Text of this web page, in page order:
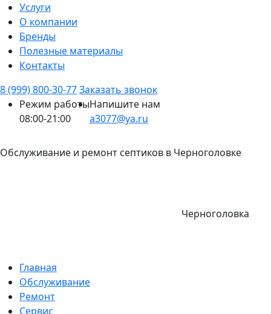
Услуги
О компании
Бренды
Полезные материалы
Контакты
8 (999) 800-30-77Заказать звонок
Режим работы
08:00-21:00
Напишите нам
a3077@ya.ru
Обслуживание и ремонт септиков в Черноголовке
Черноголовка
Главная
Обслуживание
Ремонт
Сервис